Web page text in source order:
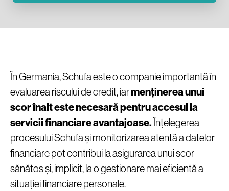
În Germania, Schufa este o companie importantă în
evaluarea riscului de credit, iarmenținerea unui
scor înalt este necesară pentru accesul la
servicii financiare avantajoase.Înțelegerea
procesului Schufa și monitorizarea atentă a datelor
financiare pot contribui la asigurarea unui scor
sănătos și, implicit, la o gestionare mai eficientă a
situației financiare personale.